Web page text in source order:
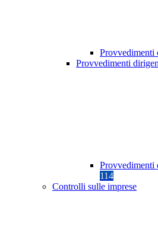
Provvedimenti
Provvedimenti
Provvedimenti
114
Controlli sulle imprese